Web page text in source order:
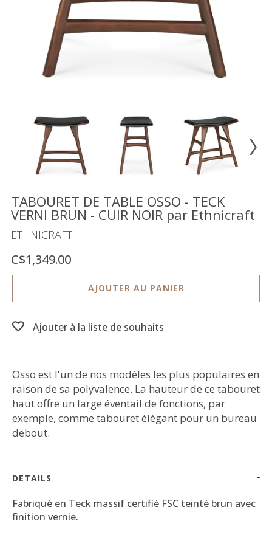
démonstrateurs
Luminaires
Miroirs
SOUHAITS
TABOURET DE TABLE OSSO - TECK
VERNI BRUN - CUIR NOIR par Ethnicraft
ETHNICRAFT
C$1,349.00
AJOUTER AU PANIER
Ajouter à la liste de souhaits
Osso est l'un de nos modèles les plus populaires en
raison de sa polyvalence. La hauteur de ce tabouret
haut offre un large éventail de fonctions, par
exemple, comme tabouret élégant pour un bureau
debout.
DETAILS
Fabriqué en Teck massif certifié FSC teinté brun avec
finition vernie.